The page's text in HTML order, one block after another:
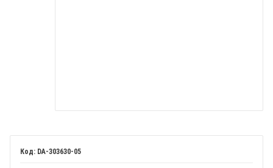
DA-303630-05